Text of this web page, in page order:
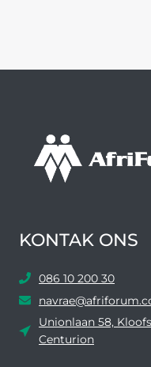
KONTAK ONS
086 10 200 30
Unionlaan 58,
Centurion